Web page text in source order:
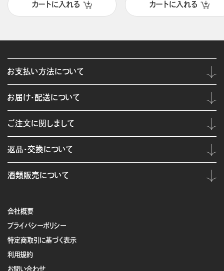
カートに入れる カートに入れる
会社概要
プライバシーポリシー
特定商取引に基づく表示
利用規約
お問い合わせ
お支払い方法について
お届け・配送について
ご注文に関しまして
返品・交換について
酒類販売について